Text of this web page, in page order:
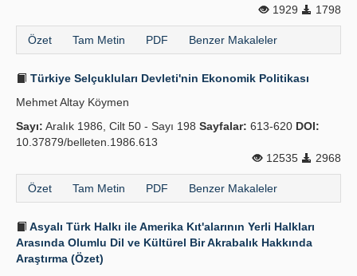
1929
1798
Özet Tam Metin PDF Benzer Makaleler
Türkiye Selçukluları Devleti'nin Ekonomik Politikası
Mehmet Altay Köymen
Sayı: Aralık 1986, Cilt 50 - Sayı 198 Sayfalar: 613-620 DOI:
10.37879/belleten.1986.613
12535
2968
Özet Tam Metin PDF Benzer Makaleler
Asyalı Türk Halkı ile Amerika Kıt'alarının Yerli Halkları
Arasında Olumlu Dil ve Kültürel Bir Akrabalık Hakkında
Araştırma (Özet)